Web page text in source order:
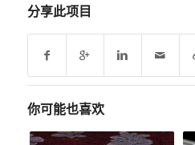
分享此项目
你可能也喜欢